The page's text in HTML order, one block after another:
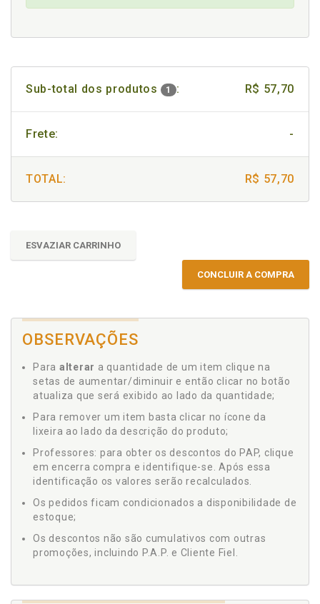
Sub-total dos produtos 1 : R$ 57,70
Frete: -
TOTAL: R$ 57,70
ESVAZIAR CARRINHO
CONCLUIR A COMPRA
OBSERVAÇÕES
Para alterar a quantidade de um item clique na
setas de aumentar/diminuir e então clicar no botão
atualiza que será exibido ao lado da quantidade;
Para remover um item basta clicar no ícone da
lixeira ao lado da descrição do produto;
Professores: para obter os descontos do PAP, clique
em encerra compra e identifique-se. Após essa
identificação os valores serão recalculados.
Os pedidos ficam condicionados a disponibilidade de
estoque;
Os descontos não são cumulativos com outras
promoções, incluindo P.A.P. e Cliente Fiel.